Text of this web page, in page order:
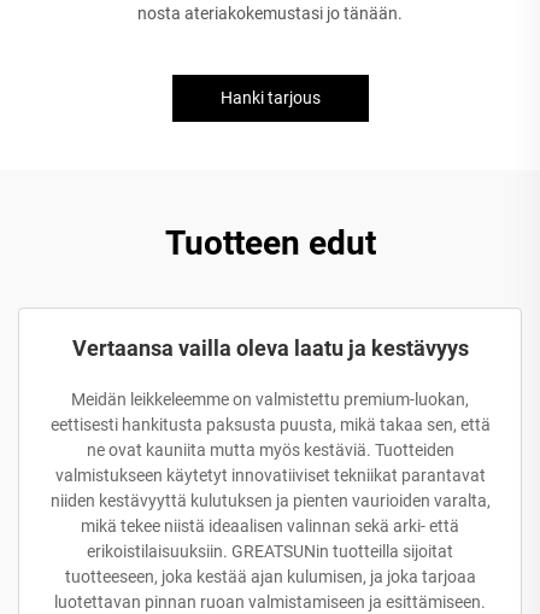
nosta ateriakokemustasi jo tänään.
Hanki tarjous
Tuotteen edut
Vertaansa vailla oleva laatu ja kestävyys
Meidän leikkeleemme on valmistettu premium-luokan,
eettisesti hankitusta paksusta puusta, mikä takaa sen, että
ne ovat kauniita mutta myös kestäviä. Tuotteiden
valmistukseen käytetyt innovatiiviset tekniikat parantavat
niiden kestävyyttä kulutuksen ja pienten vaurioiden varalta,
mikä tekee niistä ideaalisen valinnan sekä arki- että
erikoistilaisuuksiin. GREATSUNin tuotteilla sijoitat
tuotteeseen, joka kestää ajan kulumisen, ja joka tarjoaa
luotettavan pinnan ruoan valmistamiseen ja esittämiseen.